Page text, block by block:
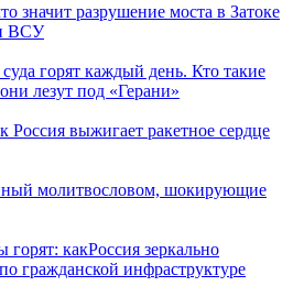
значит разрушение моста в Затоке
ВСУ
горят каждый день. Кто такие
лезут под «Герани»
Россия выжигает ракетное сердце
молитвословом, шокирующие
какРоссия зеркально
гражданской инфраструктуре